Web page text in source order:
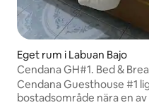
Eget rum i Labuan Bajo
Cendana GH#1. Bed &
grön trädgård.
Cendana Guesthouse #1
bostadsområde nära en av